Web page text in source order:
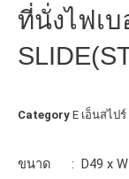
ที่นั่งไฟเ
Category E เอ็นสไปร์
ขนาด : D49 x